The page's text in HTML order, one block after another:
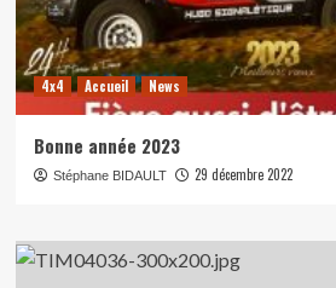
4x4 Accueil News
Bonne année 2023
Stéphane BIDAULT 29 décembre 2022